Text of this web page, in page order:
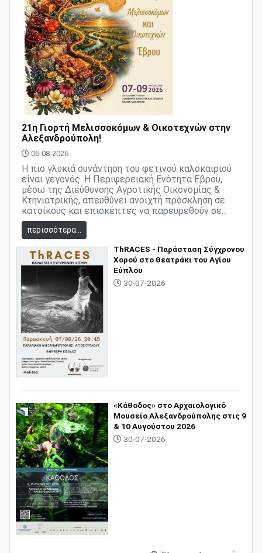
21η Γιορτή Μελισσοκόμων & Οικοτεχνών στην
Αλεξανδρούπολη!
06-08-2026
Η πιο γλυκιά συνάντηση του φετινού καλοκαιριού
είναι γεγονός. Η Περιφερειακή Ενότητα Έβρου,
μέσω της Διεύθυνσης Αγροτικής Οικονομίας &
Κτηνιατρικής, απευθύνει ανοιχτή πρόσκληση σε
κατοίκους και επισκέπτες να παρευρεθούν σε...
περισσότερα...
ThRACES - Παράσταση Σύγχρονου
Χορού στο θεατράκι του Αγίου
Εύπλου
30-07-2026
«Κάθοδος» στο Αρχαιολογικό
Μουσείο Αλεξανδρούπολης στις 9
& 10 Αυγούστου 2026
30-07-2026